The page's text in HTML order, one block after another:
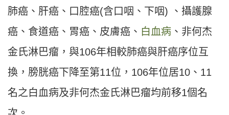
肺癌、肝癌、口腔癌(含口咽、下咽) 、攝護腺
癌、食道癌、胃癌、皮膚癌、 白血病 、非何杰
金氏淋巴瘤，與106年相較肺癌與肝癌序位互
換，膀胱癌下降至第11位，106年位居10、11
名之白血病及非何杰金氏淋巴瘤均前移1個名